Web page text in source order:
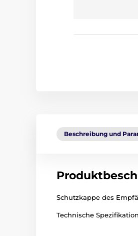
Beschreibung und
Schutzkappe des
Technische